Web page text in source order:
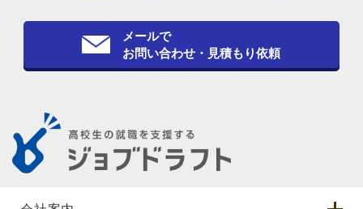
メールで
お問い合わせ・見積もり依頼